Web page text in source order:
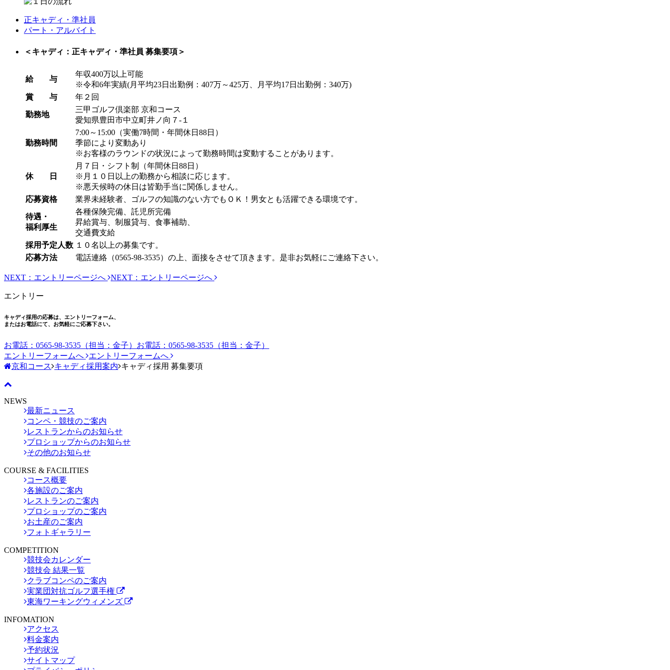
正キャディ・準社員
パート・アルバイト
＜キャディ：正キャディ・準社員 募集要項＞
給 与
年収400万以上可能
※令和6年実績(月平均23日出勤例：407万～425万、月平均17日出勤例：340万)
賞 与
年２回
勤務地
三甲ゴルフ倶楽部 京和コース
愛知県豊田市中立町井ノ向７-１
勤務時間
7:00～15:00（実働7時間・年間休日88日）
季節により変動あり
※お客様のラウンドの状況によって勤務時間は変動することがあります。
休 日
月７日・シフト制（年間休日88日）
※月１０日以上の勤務から相談に応じます。
※悪天候時の休日は皆勤手当に関係しません。
応募資格
業界未経験者、ゴルフの知識のない方でもＯＫ！男女とも活躍できる環境です。
待遇・
福利厚生
各種保険完備、託児所完備
昇給賞与、制服貸与、食事補助、
交通費支給
採用予定人数 １０名以上の募集です。
応募方法
電話連絡（0565-98-3535）の上、面接をさせて頂きます。是非お気軽にご連絡下さい。
NEXT：エントリーページへ NEXT：エントリーページへ
エントリー
キャディ採用の応募は、エントリーフォーム、
またはお電話にて、お気軽にご応募下さい。
お電話：0565-98-3535（担当：金子） お電話：0565-98-3535（担当：金子）
エントリーフォームへ
エントリーフォームへ
京和コース キャディ採用案内 キャディ採用 募集要項
NEWS
最新ニュース
コンペ・競技のご案内
レストランからのお知らせ
プロショップからのお知らせ
その他のお知らせ
COURSE & FACILITIES
コース概要
各施設のご案内
レストランのご案内
プロショップのご案内
お土産のご案内
フォトギャラリー
COMPETITION
競技会カレンダー
競技会 結果一覧
クラブコンペのご案内
実業団対抗ゴルフ選手権
東海ワーキングウィメンズ
INFOMATION
アクセス
料金案内
予約状況
サイトマップ